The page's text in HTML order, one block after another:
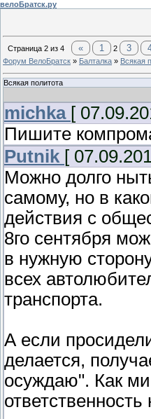
велоБратск.ру
Страница 2 из 4 « 1 2 3
Форум ВелоБратск » Балталка » Всякая
Всякая политота
michka [
Пишите
Putnik [
Можно долго
самому, но в
действия с
8го сентября
в нужную
всех
транспорта.
А если
делается,
осуждаю". Как
ответственность